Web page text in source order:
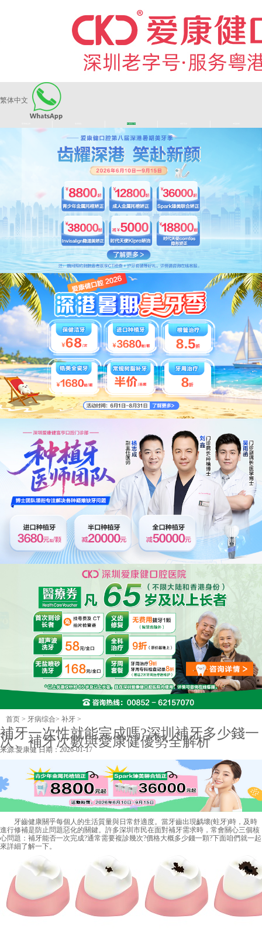
繁体中文
长者医疗券
首页 > 牙病综合> 补牙 >
補牙一次性就能完成嗎?深圳補牙多少錢一
次、補牙次數與愛康健優勢全解析
来源:愛康健日期：2026-01-17
牙齒健康關乎每個人的生活質量與日常舒適度。當牙齒出現齲壞(蛀牙)時，及時
進行修補是防止問題惡化的關鍵。許多深圳市民在面對補牙需求時，常會關心三個核
心問題：補牙能否一次完成?通常需要複診幾次?價格大概多少錢一顆?下面咱們就一起
來詳細了解一下。